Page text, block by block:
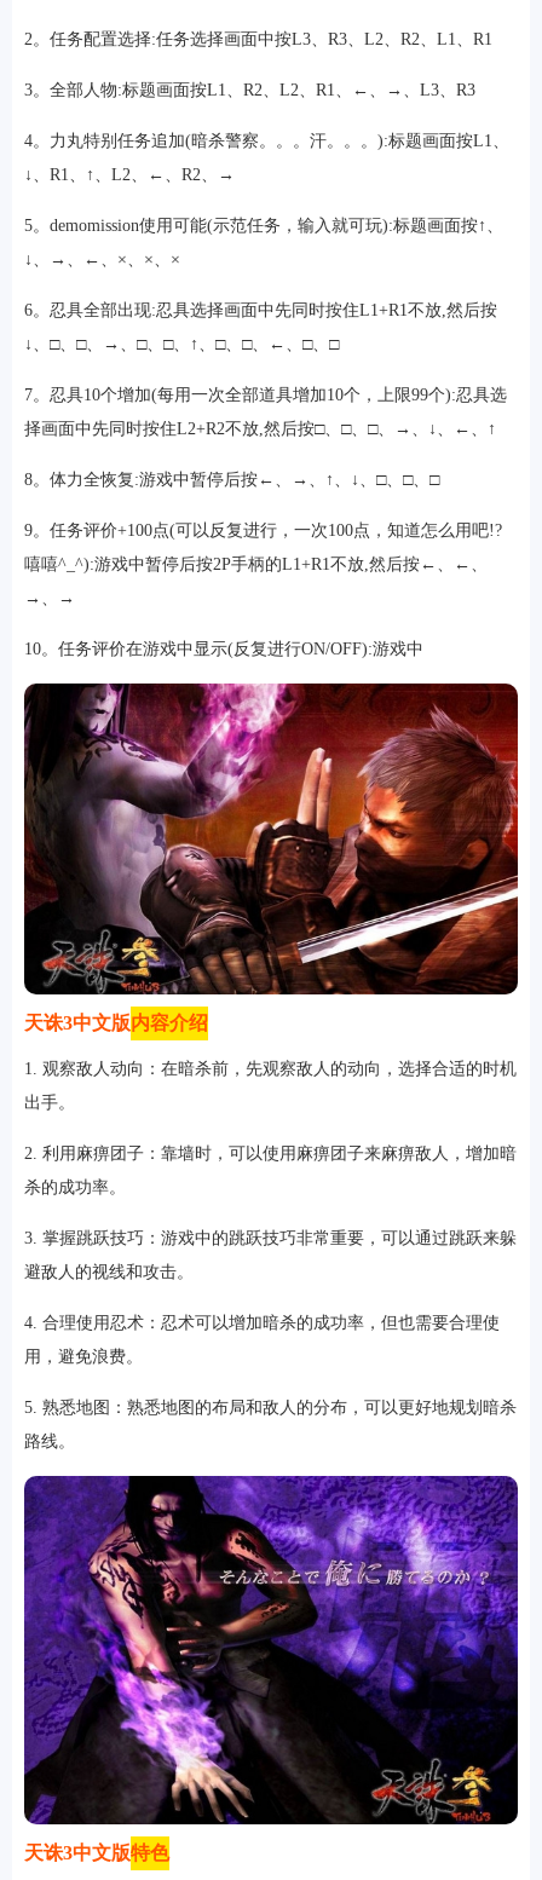
排行
益智休闲
系统工具影音播放游戏辅助摄影美颜办公商务旅游出行
2。任务配置选择:任务选择画面中按L3、R3、L2、R2、L1、R1
3。全部人物:标题画面按L1、R2、L2、R1、←、→、L3、R3
4。力丸特别任务追加(暗杀警察。。。汗。。。):标题画面按L1、
↓、R1、↑、L2、←、R2、→
5。demomission使用可能(示范任务，输入就可玩):标题画面按↑、
↓、→、←、×、×、×
6。忍具全部出现:忍具选择画面中先同时按住L1+R1不放,然后按
↓、□、□、→、□、□、↑、□、□、←、□、□
7。忍具10个增加(每用一次全部道具增加10个，上限99个):忍具选
择画面中先同时按住L2+R2不放,然后按□、□、□、→、↓、←、↑
8。体力全恢复:游戏中暂停后按←、→、↑、↓、□、□、□
9。任务评价+100点(可以反复进行，一次100点，知道怎么用吧!?
嘻嘻^_^):游戏中暂停后按2P手柄的L1+R1不放,然后按←、←、
→、→
10。任务评价在游戏中显示(反复进行ON/OFF):游戏中
天诛3中文版内容介绍
1. 观察敌人动向：在暗杀前，先观察敌人的动向，选择合适的时机
出手。
2. 利用麻痹团子：靠墙时，可以使用麻痹团子来麻痹敌人，增加暗
杀的成功率。
3. 掌握跳跃技巧：游戏中的跳跃技巧非常重要，可以通过跳跃来躲
避敌人的视线和攻击。
4. 合理使用忍术：忍术可以增加暗杀的成功率，但也需要合理使
用，避免浪费。
5. 熟悉地图：熟悉地图的布局和敌人的分布，可以更好地规划暗杀
路线。
天诛3中文版特色